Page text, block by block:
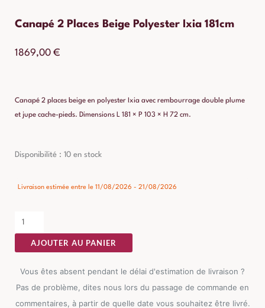
Canapé 2 Places Beige Polyester Ixia 181cm
1869,00 €
Canapé 2 places beige en polyester Ixia avec rembourrage double plume
et jupe cache-pieds. Dimensions L 181 × P 103 × H 72 cm.
Disponibilité : 10 en stock
Livraison estimée entre le 11/08/2026 - 21/08/2026
quantité
Canapé
Places
Beige
Polyester
AJOUTER AU PANIER
Vous êtes absent pendant le délai d'estimation de livraison ?
Pas de problème, dites nous lors du passage de commande en
commentaires, à partir de quelle date vous souhaitez être livré.